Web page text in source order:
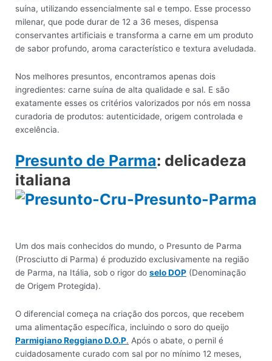
suína, utilizando essencialmente sal e tempo. Esse processo
milenar, que pode durar de 12 a 36 meses, dispensa
conservantes artificiais e transforma a carne em um produto
de sabor profundo, aroma característico e textura aveludada.
Nos melhores presuntos, encontramos apenas dois
ingredientes: carne suína de alta qualidade e sal. E são
exatamente esses os critérios valorizados por nós em nossa
curadoria de produtos: autenticidade, origem controlada e
excelência.
Presunto de Parma: delicadeza
italiana
Um dos mais conhecidos do mundo, o Presunto de Parma
(Prosciutto di Parma) é produzido exclusivamente na região
de Parma, na Itália, sob o rigor do selo DOP (Denominação
de Origem Protegida).
O diferencial começa na criação dos porcos, que recebem
uma alimentação específica, incluindo o soro do queijo
Parmigiano Reggiano D.O.P. Após o abate, o pernil é
cuidadosamente curado com sal por no mínimo 12 meses,